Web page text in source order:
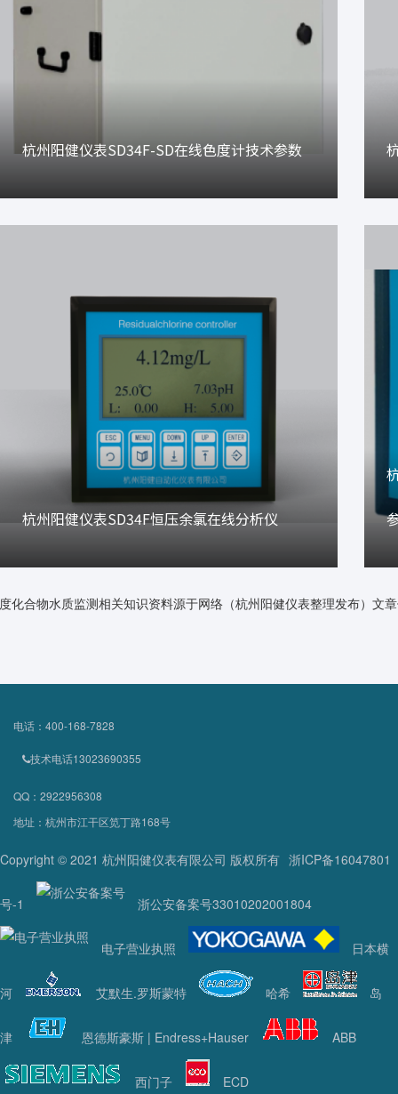
杭州阳健仪表SD34F-SD在线色度计技术参数
杭州阳健仪表SD34F恒压余氯在线分析仪
化合物水质监测相关知识资料源于网络（杭州阳健仪表整理发布）文
电话：400-168-7828
技术电话13023690355
QQ：2922956308
地址：杭州市江干区笕丁路168号
Copyright © 2021 杭州阳健仪表有限公司 版权所有 浙ICP备16047801
号-1 浙公安备案号33010202001804
电子营业执照 日本横
河 艾默生.罗斯蒙特 哈希 岛
津 恩德斯豪斯 | Endress+Hauser ABB
西门子 ECD